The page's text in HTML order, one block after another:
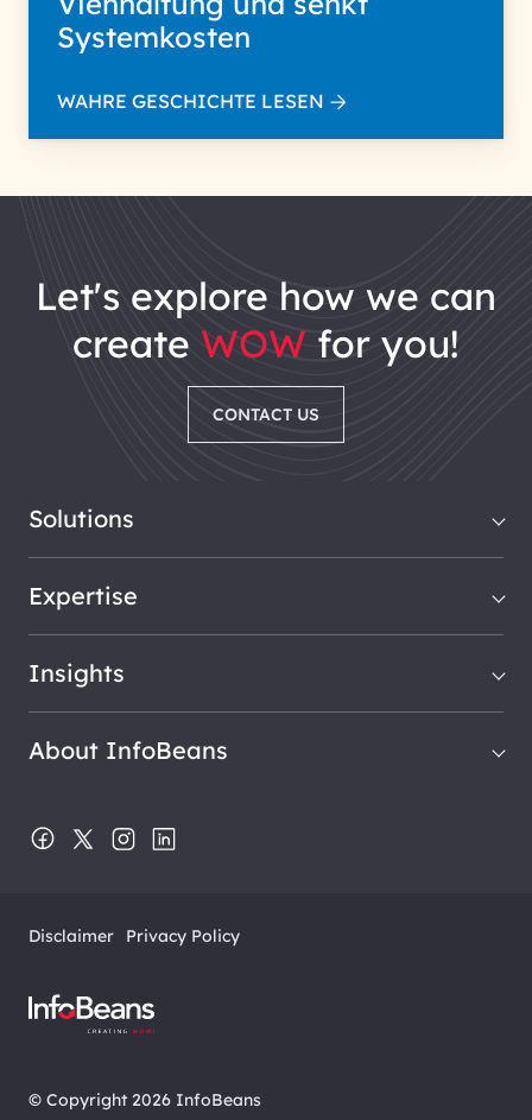
Systemkosten
WAHRE GESCHICHTE LESEN
let's explore how we can
create WOW for you!
CONTACT US
Solutions
Expertise
Insights
About InfoBeans
Disclaimer Privacy Policy
© Copyright 2026 InfoBeans